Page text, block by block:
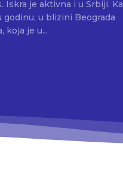
u blizini Beograda
logistički centar. Iskra, koja je u...